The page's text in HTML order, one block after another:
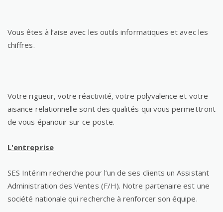
Vous êtes à l’aise avec les outils informatiques et avec les
chiffres.
Votre rigueur, votre réactivité, votre polyvalence et votre
aisance relationnelle sont des qualités qui vous permettront
de vous épanouir sur ce poste.
L'entreprise
SES Intérim recherche pour l’un de ses clients un Assistant
Administration des Ventes (F/H). Notre partenaire est une
société nationale qui recherche à renforcer son équipe.